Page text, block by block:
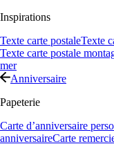
Inspirations
Texte carte postaleTexte
Texte carte postale
mer
Anniversaire
Papeterie
Carte d’anniversaire
anniversaireCarte